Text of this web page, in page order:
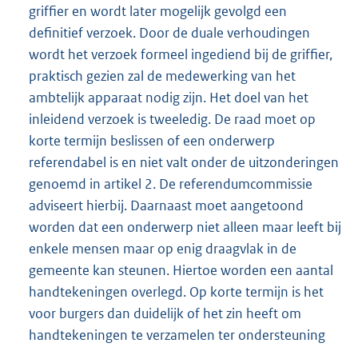
griffier en wordt later mogelijk gevolgd een
definitief verzoek. Door de duale verhoudingen
wordt het verzoek formeel ingediend bij de griffier,
praktisch gezien zal de medewerking van het
ambtelijk apparaat nodig zijn. Het doel van het
inleidend verzoek is tweeledig. De raad moet op
korte termijn beslissen of een onderwerp
referendabel is en niet valt onder de uitzonderingen
genoemd in artikel 2. De referendumcommissie
adviseert hierbij. Daarnaast moet aangetoond
worden dat een onderwerp niet alleen maar leeft bij
enkele mensen maar op enig draagvlak in de
gemeente kan steunen. Hiertoe worden een aantal
handtekeningen overlegd. Op korte termijn is het
voor burgers dan duidelijk of het zin heeft om
handtekeningen te verzamelen ter ondersteuning